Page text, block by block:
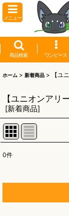
メニュー
商品検索 ワンピース
ホーム > 新着商品 > 【ユ
【ユニオンアリ
[新着商品]
0件